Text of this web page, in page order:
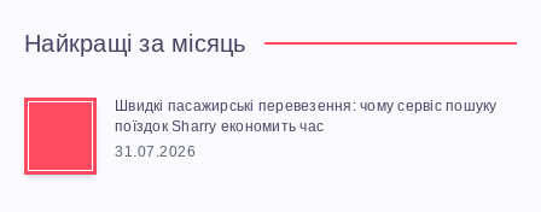
Р
И
Найкращі за місяць
Швидкі пасажирські перевезення: чому сервіс пошуку
поїздок Sharry економить час
31.07.2026